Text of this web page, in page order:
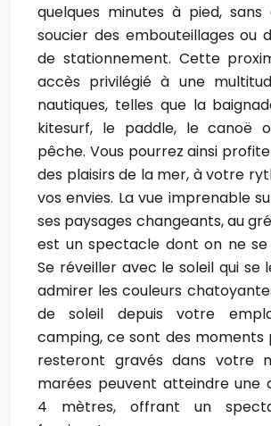
quelques minutes à pied,
soucier des embouteillages ou
de stationnement. Cette
accès privilégié à une
nautiques, telles que la
kitesurf, le paddle, le canoë
pêche. Vous pourrez ainsi
des plaisirs de la mer, à votre
vos envies. La vue imprenable
ses paysages changeants, au
est un spectacle dont on ne se
Se réveiller avec le soleil qui se
admirer les couleurs
de soleil depuis votre
camping, ce sont des moments
resteront gravés dans votre
marées peuvent atteindre une
4 mètres, offrant un